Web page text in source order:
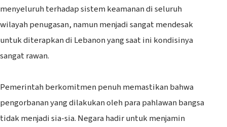
menyeluruh terhadap sistem keamanan di seluruh
wilayah penugasan, namun menjadi sangat mendesak
untuk diterapkan di Lebanon yang saat ini kondisinya
sangat rawan.
‎Pemerintah berkomitmen penuh memastikan bahwa
pengorbanan yang dilakukan oleh para pahlawan bangsa
tidak menjadi sia-sia. Negara hadir untuk menjamin